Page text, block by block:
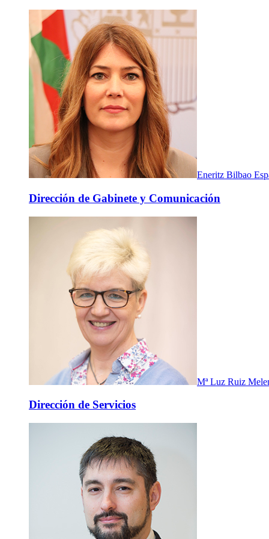
Eneritz Bilbao
Dirección de Gabinete y Comunicación
Mª Luz Ruiz
Dirección de Servicios